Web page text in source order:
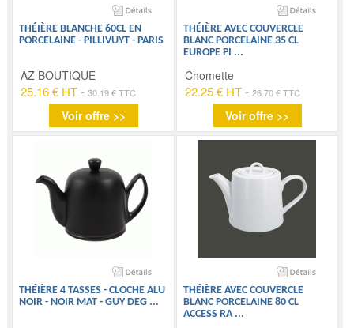
THÉIÈRE BLANCHE 60CL EN
PORCELAINE - PILLIVUYT - PARIS
AZ BOUTIQUE
25.16 € HT -30.19 € TTC
Voir offre >>
THÉIÈRE AVEC COUVERCLE
BLANC PORCELAINE 35 CL
EUROPE PI ...
Chomette
22.25 € HT- 26.70 € TTC
Voir offre >>
THÉIÈRE 4 TASSES - CLOCHE ALU
NOIR - NOIR MAT - GUY DEG ...
THÉIÈRE AVEC COUVERCLE
BLANC PORCELAINE 80 CL
ACCESS RA ...